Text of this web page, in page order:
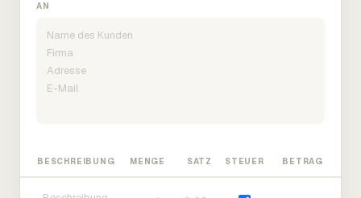
AN
BESCHREIBUNG MENGE SATZ STEUER BETRAG